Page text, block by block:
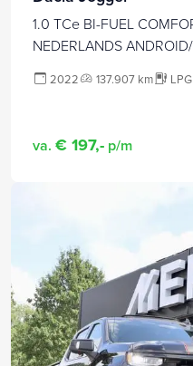
1.0 TCe BI-FUEL
NEDERLANDS
PARKEERSENSOREN
2022 137.907 km LPG
va. € 197,- p/m